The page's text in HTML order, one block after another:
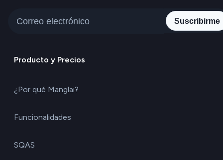
Suscribirme
Producto y Precios
¿Por qué Manglai?
Funcionalidades
SQAS